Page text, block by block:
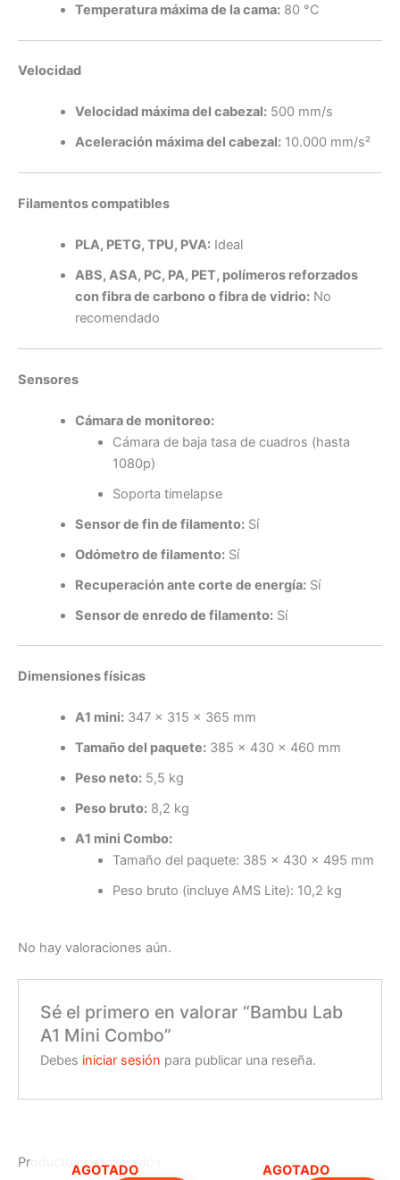
Temperatura máxima de la cama:80 °C
Velocidad
Velocidad máxima del cabezal:500 mm/s
Aceleración máxima del cabezal:10.000 mm/s²
Filamentos compatibles
PLA, PETG, TPU, PVA:Ideal
ABS, ASA, PC, PA, PET, polímeros reforzados
con fibra de carbono o fibra de vidrio:No
recomendado
Sensores
Cámara de monitoreo:
Cámara de baja tasa de cuadros (hasta
1080p)
Soporta timelapse
Sensor de fin de filamento:Sí
Odómetro de filamento:Sí
Recuperación ante corte de energía:Sí
Sensor de enredo de filamento:Sí
Dimensiones físicas
A1 mini:347 × 315 × 365 mm
Tamaño del paquete:385 × 430 × 460 mm
Peso neto:5,5 kg
Peso bruto:8,2 kg
A1 mini Combo:
Tamaño del paquete: 385 × 430 × 495 mm
Peso bruto (incluye AMS Lite): 10,2 kg
No hay valoraciones aún.
Sé el primero en valorar “Bambu Lab
A1 Mini Combo”
Debes iniciar sesión para publicar una reseña.
Productos relacionados
AGOTADO AGOTADO